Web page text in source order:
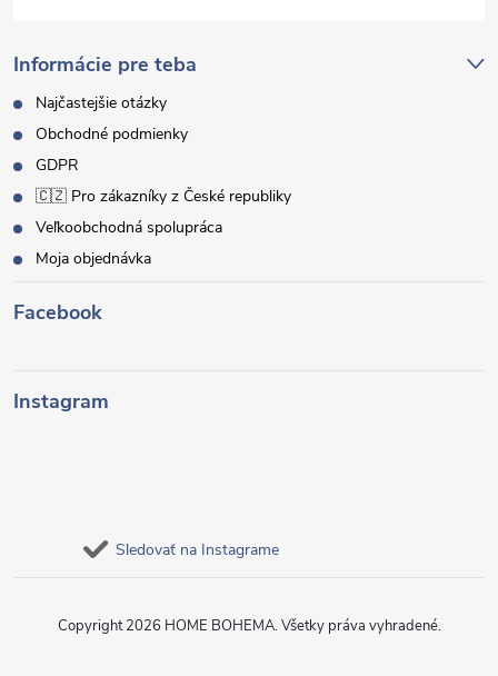
Informácie pre teba
Najčastejšie otázky
Obchodné podmienky
GDPR
🇨🇿 Pro zákazníky z České republiky
Veľkoobchodná spolupráca
Moja objednávka
Facebook
Instagram
Sledovať na Instagrame
Copyright 2026 HOME BOHEMA. Všetky práva vyhradené.